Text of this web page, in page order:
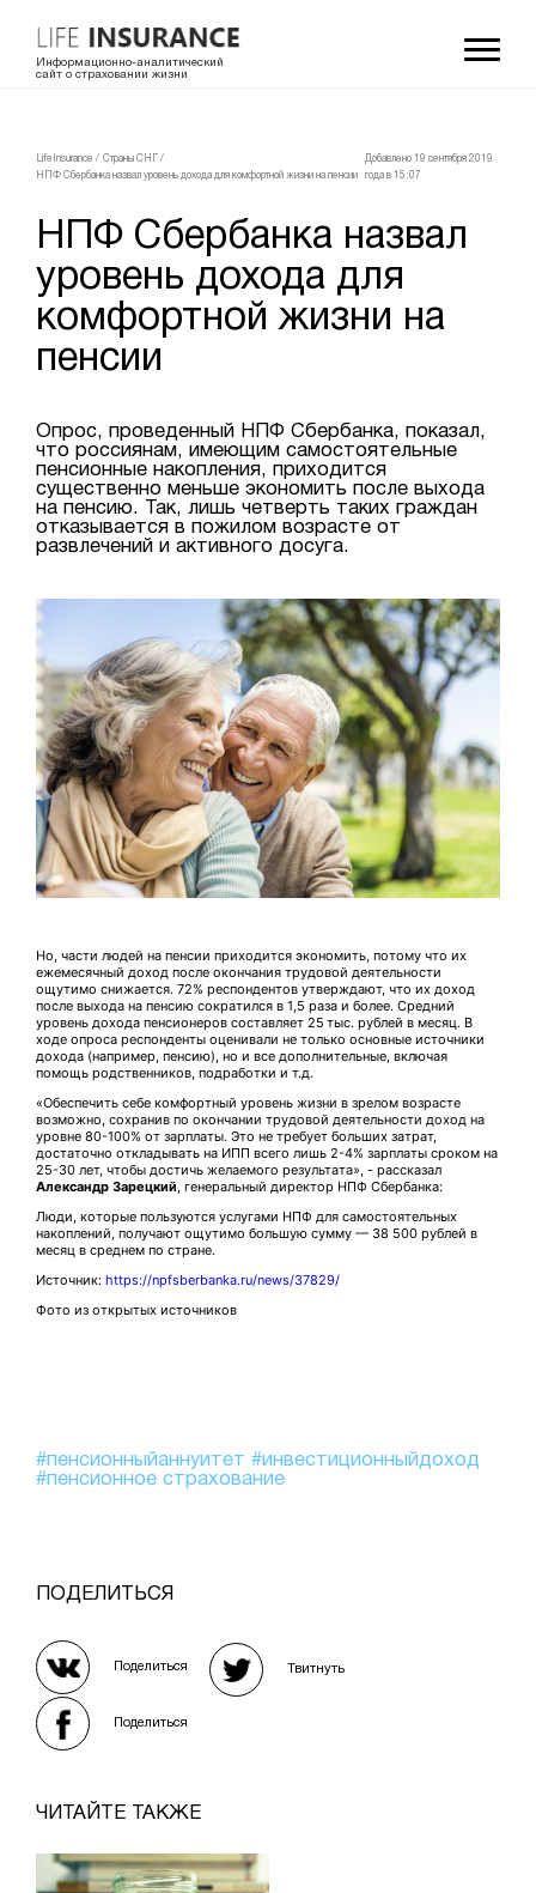
Информационно-аналитический
сайт о страховании жизни
LifeInsurance / Страны СНГ
/
НПФ Сбербанка назвал уровень дохода для комфортной жизни на пенсии
Добавлено 19 сентября 2019
года в 15:07
НПФ Сбербанка назвал
уровень дохода для
комфортной жизни на
пенсии
Опрос, проведенный НПФ Сбербанка, показал,
что россиянам, имеющим самостоятельные
пенсионные накопления, приходится
существенно меньше экономить после выхода
на пенсию. Так, лишь четверть таких граждан
отказывается в пожилом возрасте от
развлечений и активного досуга.
Но, части людей на пенсии приходится экономить, потому что их
ежемесячный доход после окончания трудовой деятельности
ощутимо снижается. 72% респондентов утверждают, что их доход
после выхода на пенсию сократился в 1,5 раза и более. Средний
уровень дохода пенсионеров составляет 25 тыс. рублей в месяц. В
ходе опроса респонденты оценивали не только основные источники
дохода (например, пенсию), но и все дополнительные, включая
помощь родственников, подработки и т.д.
«Обеспечить себе комфортный уровень жизни в зрелом возрасте
возможно, сохранив по окончании трудовой деятельности доход на
уровне 80-100% от зарплаты. Это не требует больших затрат,
достаточно откладывать на ИПП всего лишь 2-4% зарплаты сроком на
25-30 лет, чтобы достичь желаемого результата», - рассказал
Александр Зарецкий, генеральный директор НПФ Сбербанка:
Люди, которые пользуются услугами НПФ для самостоятельных
накоплений, получают ощутимо большую сумму — 38 500 рублей в
месяц в среднем по стране.
Источник: https://npfsberbanka.ru/news/37829/
Фото из открытых источников
#пенсионныйаннуитет #инвестиционныйдоход
#пенсионное страхование
ПОДЕЛИТЬСЯ
Поделиться Твитнуть
Поделиться
ЧИТАЙТЕ ТАКЖЕ